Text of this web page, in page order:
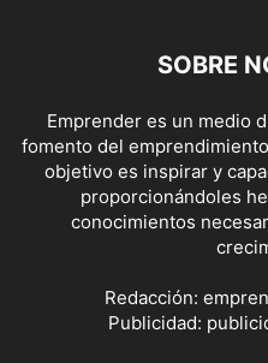
SOBRE
Emprender es un medio
fomento del
objetivo es inspirar y
proporcionándoles
conocimientos
Redacción:
Publicidad: